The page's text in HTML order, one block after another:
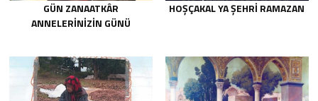
GÜN ZANAATKÂR
ANNELERİNİZİN GÜNÜ
HOŞÇAKAL YA ŞEHRİ RAMAZAN